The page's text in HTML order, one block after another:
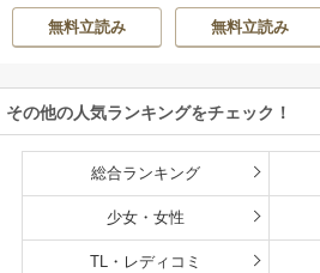
エ
hiyo
無料立読み
みりほ
無料立読み
その他の人気ランキングをチェック！
総合ランキング
少女・女性
TL・レディコミ